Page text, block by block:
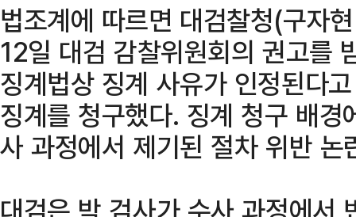
법조계에 따르면 대검찰청(구자
12일 대검 감찰위원회의 권고를
징계법상 징계 사유가 인정된다
징계를 청구했다. 징계 청구 배
사 과정에서 제기된 절차 위반 논
대검은 박 검사가 수사 과정에서